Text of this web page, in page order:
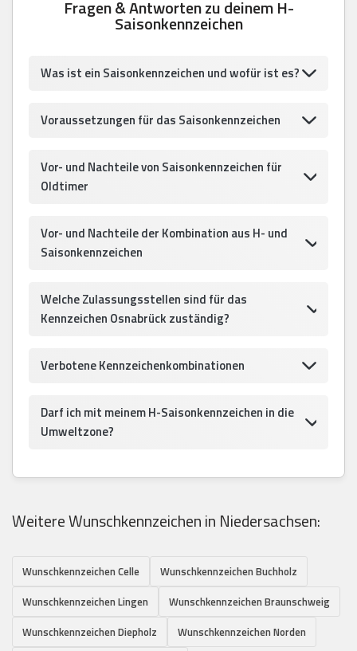
Fragen & Antworten zu deinem H-
Saisonkennzeichen
Was ist ein Saisonkennzeichen und wofür ist es?
Voraussetzungen für das Saisonkennzeichen
Vor- und Nachteile von Saisonkennzeichen für
Oldtimer
Vor- und Nachteile der Kombination aus H- und
Saisonkennzeichen
Welche Zulassungsstellen sind für das
Kennzeichen Osnabrück zuständig?
Verbotene Kennzeichenkombinationen
Darf ich mit meinem H-Saisonkennzeichen in die
Umweltzone?
Weitere Wunschkennzeichen in Niedersachsen:
Wunschkennzeichen Celle
Wunschkennzeichen Buchholz
Wunschkennzeichen Lingen
Wunschkennzeichen Braunschweig
Wunschkennzeichen Diepholz
Wunschkennzeichen Norden